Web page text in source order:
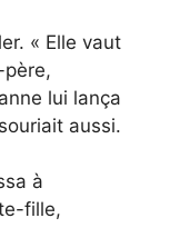
« Elle vaut
lui lança
aussi.
à
fille,